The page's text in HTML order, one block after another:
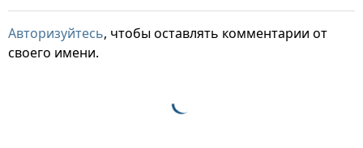
Авторизуйтесь, чтобы оставлять комментарии от
своего имени.